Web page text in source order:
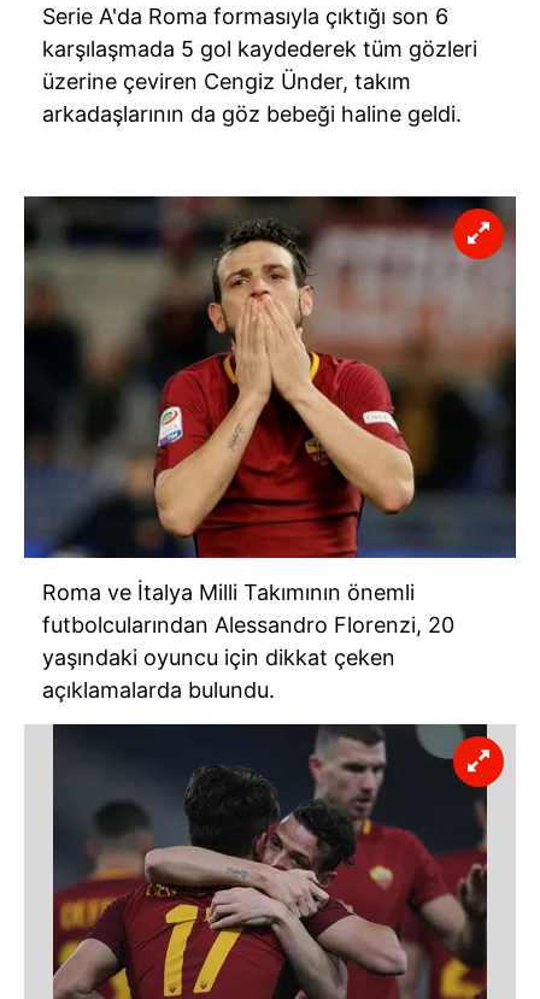
Serie A'da Roma formasıyla çıktığı son 6
karşılaşmada 5 gol kaydederek tüm gözleri
üzerine çeviren Cengiz Ünder, takım
arkadaşlarının da göz bebeği haline geldi.
Roma ve İtalya Milli Takımının önemli
futbolcularından Alessandro Florenzi, 20
yaşındaki oyuncu için dikkat çeken
açıklamalarda bulundu.